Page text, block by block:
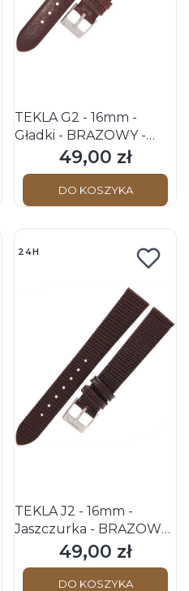
TEKLA G2 - 16mm -
Gładki - BRĄZOWY -
Skórzany pasek do
zegarka
Cena
49,00 zł
DO KOSZYKA
24H
TEKLA J2 - 16mm -
Jaszczurka - BRĄZOWY
- Skórzany pasek do
zegarka
Cena
49,00 zł
DO KOSZYKA